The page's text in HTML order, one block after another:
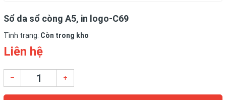
Sổ da sổ còng A5, in logo-C69
Tình trạng: Còn trong kho
Liên hệ
– +